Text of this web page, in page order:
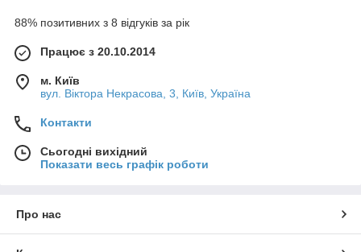
88% позитивних з 8 відгуків за рік
Працює з 20.10.2014
м. Київ
вул. Вiктора Некрасова, 3, Київ, Україна
Контакти
Сьогодні вихідний
Показати весь графік роботи
Про нас